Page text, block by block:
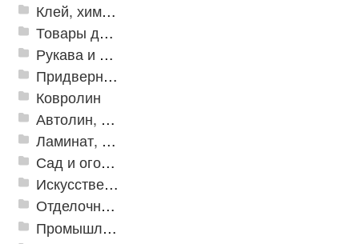
Клей, химия, сопутствующие товары
Товары для дома
Рукава и шланги промышленные
Придверные решетки
Ковролин
Автолин, Транслин, Линолеум
Ламинат, Кварцвиниловая плитка SPC
Сад и огород
Искусственная трава
Отделочные профили
Промышленный текстиль